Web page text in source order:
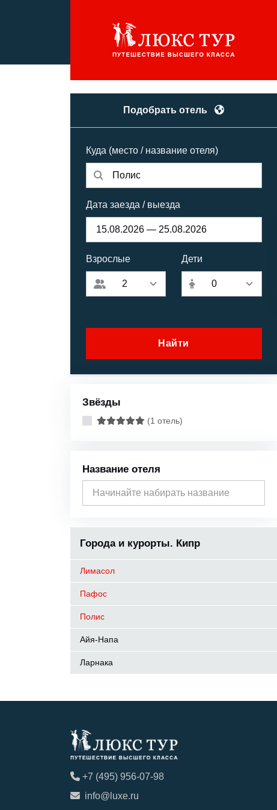
Подобрать отель
Куда (место / название отеля)
Дата заезда / выезда
Взрослые Дети
Найти
Звёзды
(1 отель)
Название отеля
Города и курорты. Кипр
Лимасол
Пафос
Полис
Айя-Напа
Ларнака
+7 (495) 956-07-98
info@luxe.ru